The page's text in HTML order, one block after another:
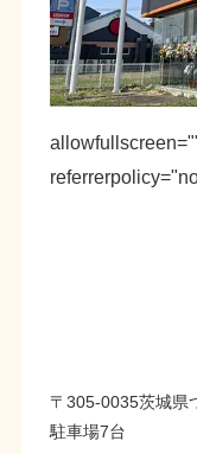
〒305-0035茨城県
駐車場7台